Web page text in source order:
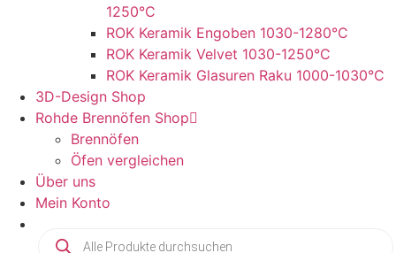
1250°C
ROK Keramik Engoben 1030-1280°C
ROK Keramik Velvet 1030-1250°C
ROK Keramik Glasuren Raku 1000-1030°C
3D-Design Shop
Rohde Brennöfen Shop
Brennöfen
Öfen vergleichen
Über uns
Mein Konto